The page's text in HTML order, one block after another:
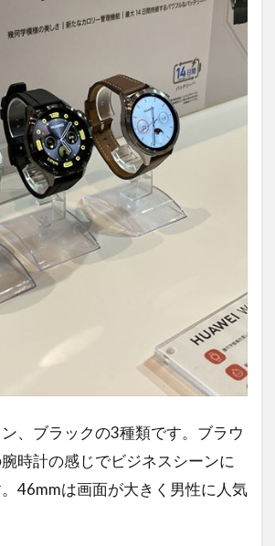
、ブラックの3種類です。ブラウ
時計の感じでビジネスシーンに
46mmは画面が大きく男性に人気